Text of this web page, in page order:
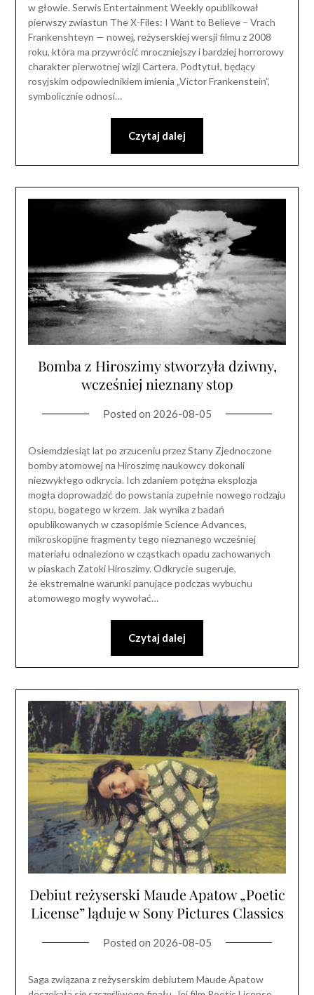
w głowie. Serwis Entertainment Weekly opublikował
pierwszy zwiastun The X-Files: I Want to Believe – Vrach
Frankenshteyn — nowej, reżyserskiej wersji filmu z 2008
roku, która ma przywrócić mroczniejszy i bardziej horrorowy
charakter pierwotnej wizji Cartera. Podtytuł, będący
rosyjskim odpowiednikiem imienia „Victor Frankenstein”,
symbolicznie odnosi…
Czytaj dalej
Bomba z Hiroszimy stworzyła dziwny,
wcześniej nieznany stop
Posted on 2026-08-05
Osiemdziesiąt lat po zrzuceniu przez Stany Zjednoczone
bomby atomowej na Hiroszimę naukowcy dokonali
niezwykłego odkrycia. Ich zdaniem potężna eksplozja
mogła doprowadzić do powstania zupełnie nowego rodzaju
stopu, bogatego w krzem. Jak wynika z badań
opublikowanych w czasopiśmie Science Advances,
mikroskopijne fragmenty tego nieznanego wcześniej
materiału odnaleziono w cząstkach opadu zachowanych
w piaskach Zatoki Hiroszimy. Odkrycie sugeruje,
że ekstremalne warunki panujące podczas wybuchu
atomowego mogły wywołać…
Czytaj dalej
Debiut reżyserski Maude Apatow „Poetic
License” ląduje w Sony Pictures Classics
Posted on 2026-08-05
Saga związana z reżyserskim debiutem Maude Apatow